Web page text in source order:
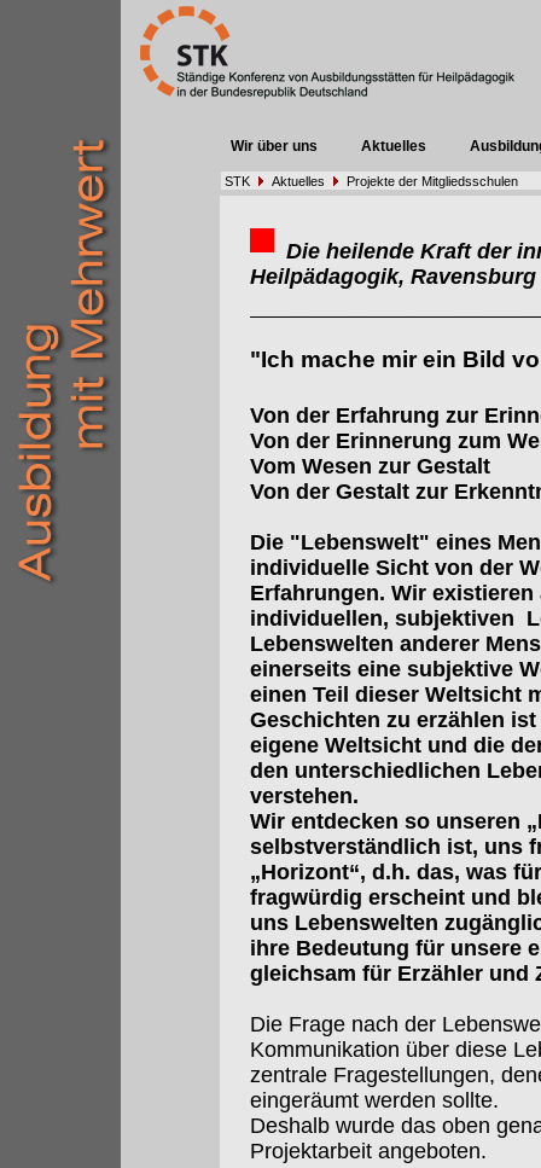
Wir über uns Aktuelles
STK Aktuelles Projekte der Mitgliedsschulen
Die heilende Kraft der
Heilpädagogik, Ravensburg
"Ich mache mir ein Bild
Von der Erfahrung zur
Von der Erinnerung zum
Vom Wesen zur Gestalt
Von der Gestalt zur
Die "Lebenswelt" eines
individuelle Sicht von der
Erfahrungen. Wir
individuellen, subjektiven
Lebenswelten anderer
einerseits eine subjektive
einen Teil dieser Weltsicht
Geschichten zu erzählen
eigene Weltsicht und die
den unterschiedlichen
verstehen.
Wir entdecken so unseren
selbstverständlich ist, uns
„Horizont“, d.h. das, was
fragwürdig erscheint und
uns Lebenswelten
ihre Bedeutung für unsere
gleichsam für Erzähler und
Die Frage nach der
Kommunikation über diese
zentrale Fragestellungen,
eingeräumt werden sollte.
Deshalb wurde das oben
Projektarbeit angeboten.